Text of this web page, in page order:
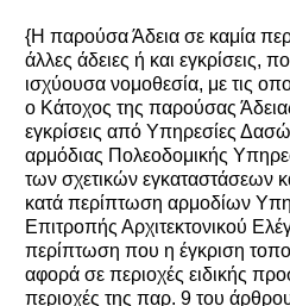
{Η παρούσα Άδεια σε καμία
άλλες άδειες ή και εγκρίσεις,
ισχύουσα νομοθεσία, με τις
ο Κάτοχος της παρούσας
εγκρίσεις από Υπηρεσίες
αρμόδιας Πολεοδομικής
των σχετικών εγκαταστάσεων
κατά περίπτωση αρμοδίων
Επιτροπής Αρχιτεκτονικού
περίπτωση που η έγκριση
αφορά σε περιοχές ειδικής
περιοχές της παρ. 9 του